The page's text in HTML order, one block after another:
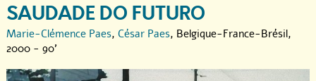
SAUDADE DO FUTURO
Marie-Clémence Paes, César Paes, Belgique-France-Brésil,
2000 - 90'